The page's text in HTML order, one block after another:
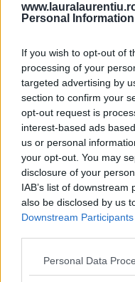
Personal Information
If you wish to opt-out of
processing of your
targeted advertising by
section to confirm your
opt-out request is
interest-based ads
us or personal
your opt-out. You may
disclosure of your
IAB’s list of
also be disclosed by us
Downstream Participants
Personal Data
Mâncare de dovlecei cu